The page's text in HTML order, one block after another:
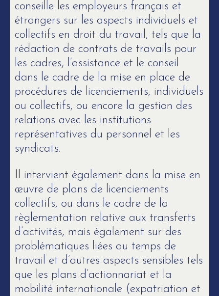
conseille les employeurs français et
étrangers sur les aspects individuels et
collectifs en droit du travail, tels que la
rédaction de contrats de travails pour
les cadres, l’assistance et le conseil
dans le cadre de la mise en place de
procédures de licenciements, individuels
ou collectifs, ou encore la gestion des
relations avec les institutions
représentatives du personnel et les
syndicats.
Il intervient également dans la mise en
œuvre de plans de licenciements
collectifs, ou dans le cadre de la
règlementation relative aux transferts
d’activités, mais également sur des
problématiques liées au temps de
travail et d’autres aspects sensibles tels
que les plans d’actionnariat et la
mobilité internationale (expatriation et